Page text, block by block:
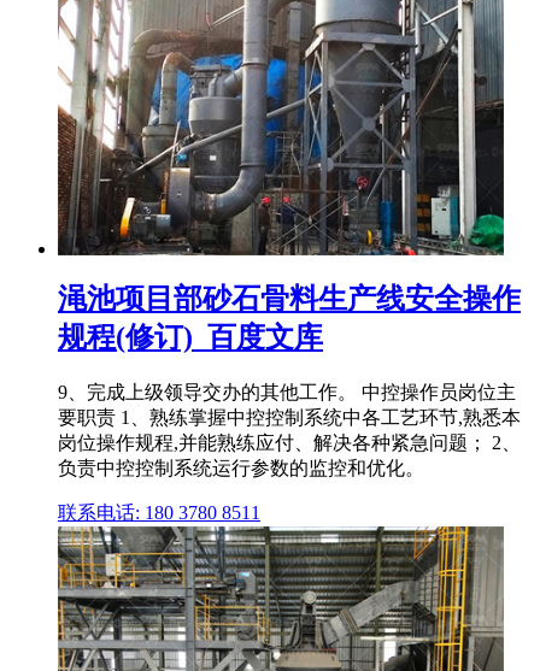
渑池项目部砂石骨料生产线安全操作
规程(修订)_百度文库
9、完成上级领导交办的其他工作。 中控操作员岗位主
要职责 1、熟练掌握中控控制系统中各工艺环节,熟悉本
岗位操作规程,并能熟练应付、解决各种紧急问题； 2、
负责中控控制系统运行参数的监控和优化。
联系电话: 180 3780 8511